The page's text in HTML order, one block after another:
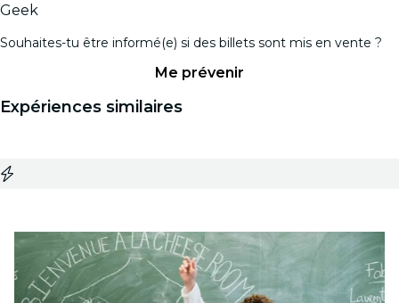
Geek
Souhaites-tu être informé(e) si des billets sont mis en vente ?
Me prévenir
Expériences similaires